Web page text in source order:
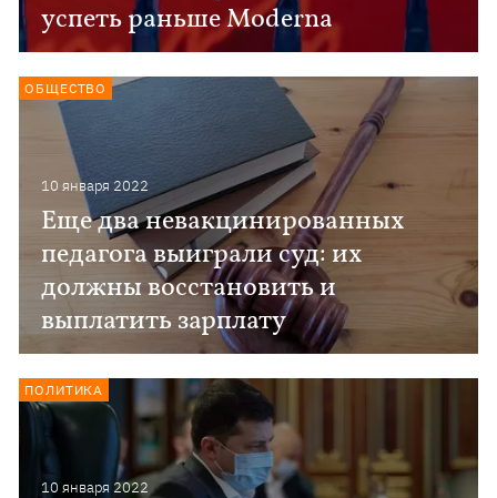
успеть раньше Moderna
10 января 2022
Еще два невакцинированных
педагога выиграли суд: их
должны восстановить и
выплатить зарплату
ОБЩЕСТВО
10 января 2022
ПОЛИТИКА